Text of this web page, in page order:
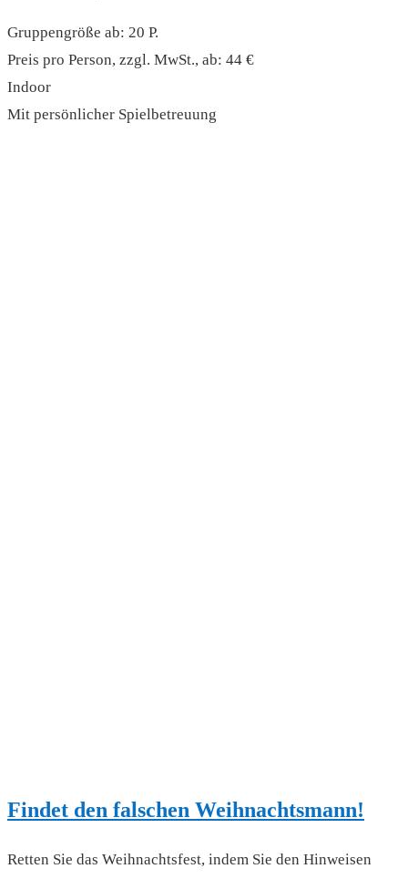
Gruppengröße ab: 20 P.
Preis pro Person, zzgl. MwSt., ab: 44 €
Indoor
Mit persönlicher Spielbetreuung
Findet den falschen Weihnachtsmann!
Retten Sie das Weihnachtsfest, indem Sie den Hinweisen